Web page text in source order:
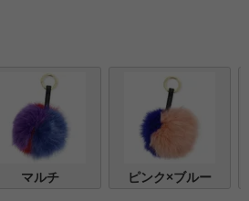
マルチ ピンク×ブルー